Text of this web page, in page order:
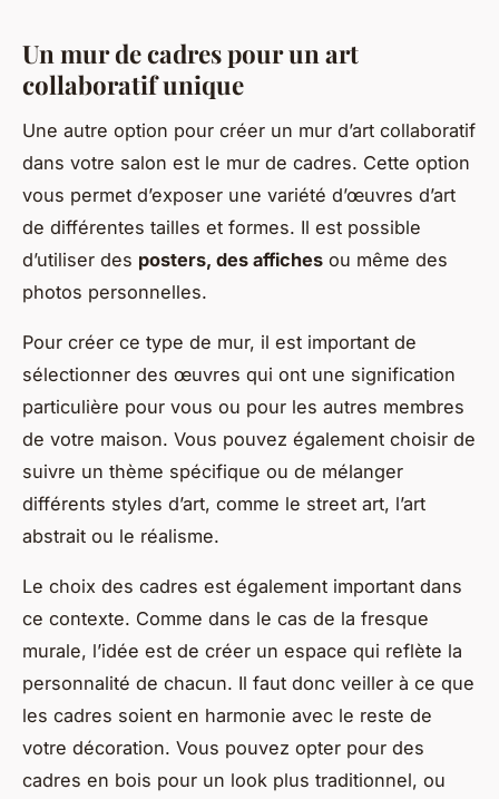
Un mur de cadres pour un art
collaboratif unique
Une autre option pour créer un mur d’art collaboratif
dans votre salon est le mur de cadres. Cette option
vous permet d’exposer une variété d’œuvres d’art
de différentes tailles et formes. Il est possible
d’utiliser des posters, des affiches ou même des
photos personnelles.
Pour créer ce type de mur, il est important de
sélectionner des œuvres qui ont une signification
particulière pour vous ou pour les autres membres
de votre maison. Vous pouvez également choisir de
suivre un thème spécifique ou de mélanger
différents styles d’art, comme le street art, l’art
abstrait ou le réalisme.
Le choix des cadres est également important dans
ce contexte. Comme dans le cas de la fresque
murale, l’idée est de créer un espace qui reflète la
personnalité de chacun. Il faut donc veiller à ce que
les cadres soient en harmonie avec le reste de
votre décoration. Vous pouvez opter pour des
cadres en bois pour un look plus traditionnel, ou